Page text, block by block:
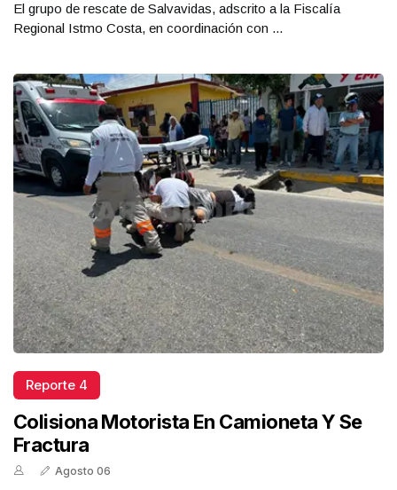
El grupo de rescate de Salvavidas, adscrito a la Fiscalía
Regional Istmo Costa, en coordinación con ...
Reporte 4
Colisiona Motorista En Camioneta Y Se
Fractura
Agosto 06